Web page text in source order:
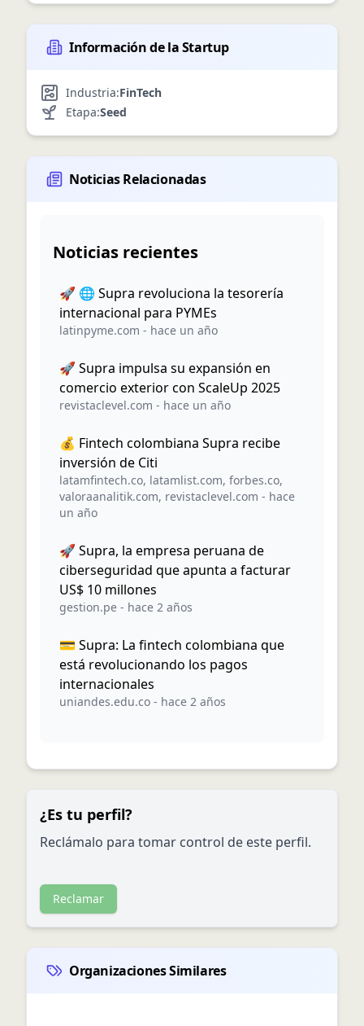
Información de la Startup
Industria:FinTech
Etapa:Seed
Noticias Relacionadas
Noticias recientes
🚀 🌐 Supra revoluciona la tesorería
internacional para PYMEs
latinpyme.com - hace un año
🚀 Supra impulsa su expansión en
comercio exterior con ScaleUp 2025
revistaclevel.com - hace un año
💰 Fintech colombiana Supra recibe
inversión de Citi
latamfintech.co, latamlist.com, forbes.co,
valoraanalitik.com, revistaclevel.com - hace
un año
🚀 Supra, la empresa peruana de
ciberseguridad que apunta a facturar
US$ 10 millones
gestion.pe - hace 2 años
💳 Supra: La fintech colombiana que
está revolucionando los pagos
internacionales
uniandes.edu.co - hace 2 años
¿Es tu perfil?
Reclámalo para tomar control de este perfil.
Reclamar
Organizaciones Similares